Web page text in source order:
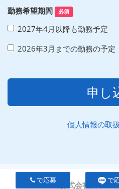
勤務希望期間 必須
2027年4月以降も勤務予定
2026年3月までの勤務の予定
申し
個人情報の取
で応募 で
株式会社ファン